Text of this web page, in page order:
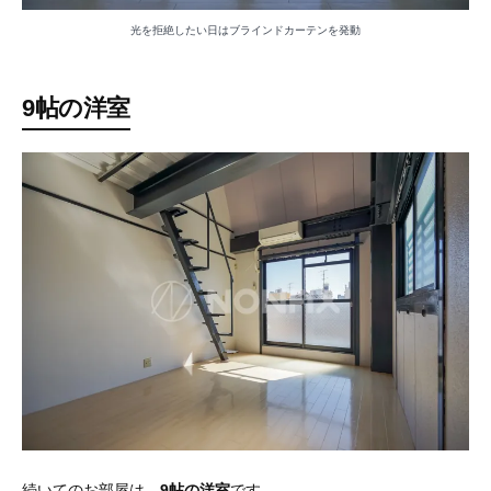
光を拒絶したい日はブラインドカーテンを発動
9帖の洋室